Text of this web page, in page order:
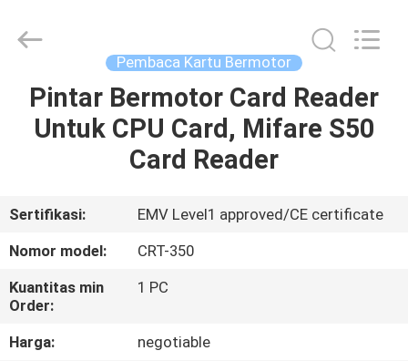
RUMAH
TENTANG
KAMI
TUR
PABRIK
Online
Market.
Reserved.
Pembaca Kartu Bermotor
Pintar Bermotor Card Reader
Untuk CPU Card, Mifare S50
Card Reader
Sertifikasi:
EMV Level1 approved/CE certificate
Nomor model:
CRT-350
Kuantitas min
Order:
1 PC
Harga:
negotiable